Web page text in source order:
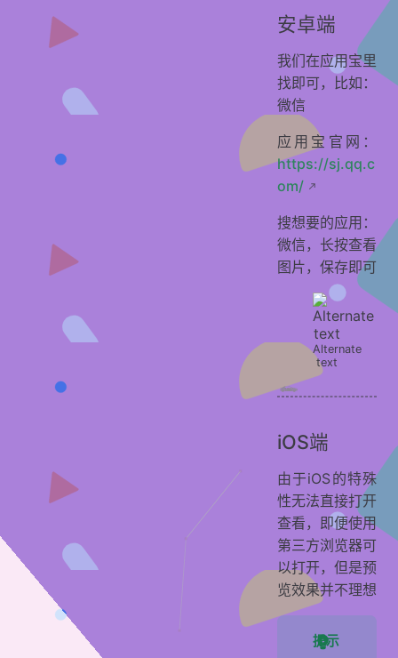
安卓端
我们在应用宝里
找即可，比如：
微信
应用宝官网：
https://sj.qq.c
om/
搜想要的应用：
微信，长按查看
图片，保存即可
Alternate
text
iOS端
由于iOS的特殊
性无法直接打开
查看，即便使用
第三方浏览器可
以打开，但是预
览效果并不理想
提示